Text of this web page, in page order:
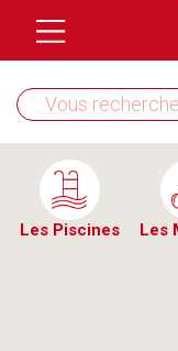
Les Piscines Les